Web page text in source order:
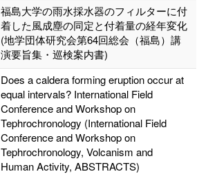
福島大学の雨水採水器のフィルターに付
着した風成塵の同定と付着量の経年変化
(地学団体研究会第64回総会（福島）講
演要旨集・巡検案内書)
Does a caldera forming eruption occur at
equal intervals? International Field
Conference and Workshop on
Tephrochronology (International Field
Conference and Workshop on
Tephrochronology, Volcanism and
Human Activity, ABSTRACTS)